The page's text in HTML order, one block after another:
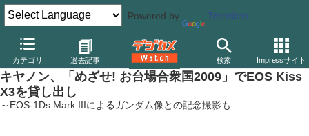
Powered by Translate
カテゴリ 過去記事 検索 Impressサイト
デジカメ Watch カメラ 一眼レフカメラ キヤノン
キヤノン、「めざせ! お台場合衆国2009」でEOS Kiss
X3を貸し出し
～EOS-1Ds Mark IIIによるガンダム像との記念撮影も